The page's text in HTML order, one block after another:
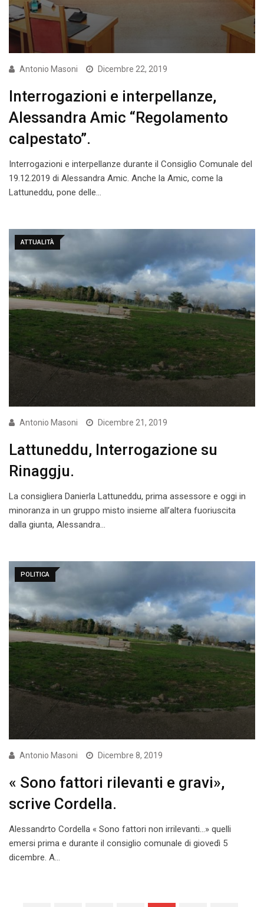
Antonio Masoni Dicembre 22, 2019
Interrogazioni e interpellanze,
Alessandra Amic “Regolamento
calpestato”.
Interrogazioni e interpellanze durante il Consiglio Comunale del
19.12.2019 di Alessandra Amic. Anche la Amic, come la
Lattuneddu, pone delle…
ATTUALITÀ
Antonio Masoni Dicembre 21, 2019
Lattuneddu, Interrogazione su
Rinaggju.
La consigliera Danierla Lattuneddu, prima assessore e oggi in
minoranza in un gruppo misto insieme all’altera fuoriuscita
dalla giunta, Alessandra…
POLITICA
Antonio Masoni Dicembre 8, 2019
« Sono fattori rilevanti e gravi»,
scrive Cordella.
Alessandrto Cordella « Sono fattori non irrilevanti…» quelli
emersi prima e durante il consiglio comunale di giovedì 5
dicembre. A…